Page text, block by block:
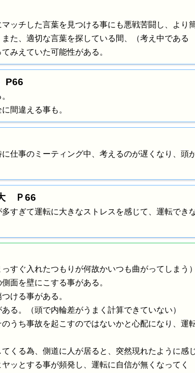
ッチした言葉を見つける事にも悪戦苦闘し、より
た、適切な言葉を探している間、（考え中である
みえていた可能性がある。
P66
間違える事も。
仕事のミーティング中、考えるのが遅くなり、頭
Ｐ66
すぎて運転に大きなストレスを感じて、運転でき
すぐ入れたつもりが何故かいつも曲がってしまう）
面を壁にこする事がある。
ける事がある。
る。（頭で内輪差がうまく計算できていない）
うち事故を起こすのではないかと心配になり、運
くる為、側道に人が居ると、突然現れたように感
ッとする事が頻発し、運転に自信が無くなってく